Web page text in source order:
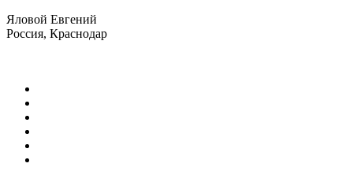
Яловой Евгений
Россия, Краснодар